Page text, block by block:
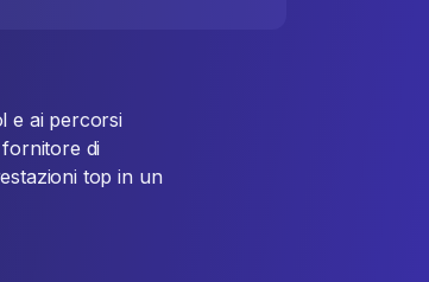
e ai percorsi
di
top in un